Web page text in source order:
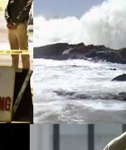
में
ब
म
ध